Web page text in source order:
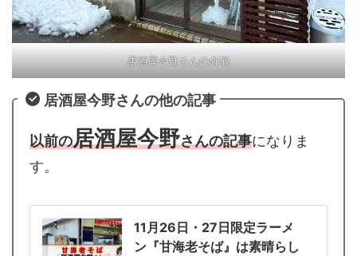
居酒屋今野さんの外観
居酒屋今野さんの他の記事
以前の居酒屋今野さんの記事になりま
す。
11月26日・27日限定ラーメ
ン『甘海老そば』は素晴らし